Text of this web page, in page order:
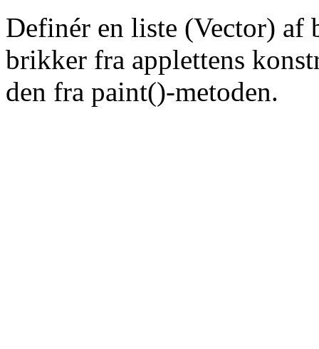
Definér en liste (Vector) af
brikker fra applettens
den fra paint()-metoden.